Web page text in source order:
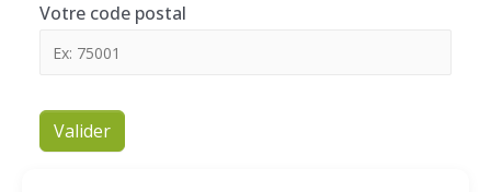
Votre code postal
Valider